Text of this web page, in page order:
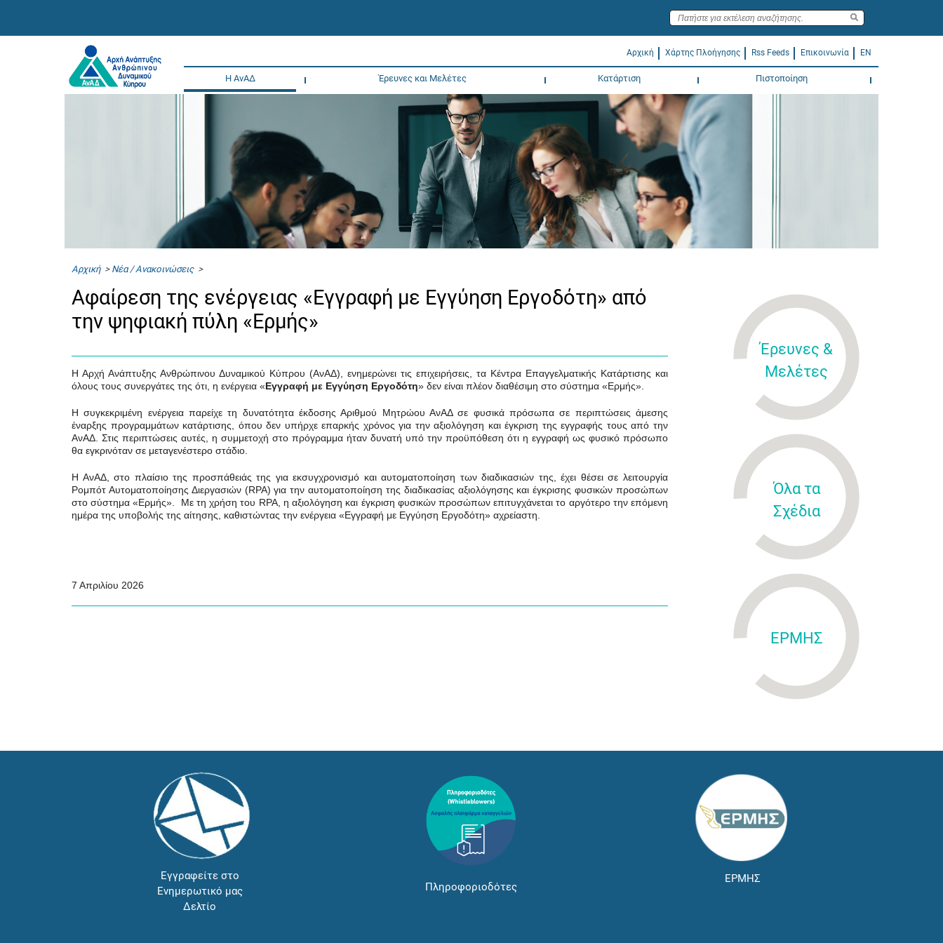
Αρχική Χάρτης Πλοήγησης Rss Feeds Επικοινωνία EN
Η ΑνΑΔ Έρευνες και Μελέτες Κατάρτιση Πιστοποίηση
Αρχική> Νέα / Ανακοινώσεις>
Αφαίρεση της ενέργειας «Εγγραφή με Εγγύηση Εργοδότη» από
την ψηφιακή πύλη «Ερμής»
Η Αρχή Ανάπτυξης Ανθρώπινου Δυναμικού Κύπρου (ΑνΑΔ), ενημερώνει τις επιχειρήσεις, τα Κέντρα Επαγγελματικής Κατάρτισης και
όλους τους συνεργάτες της ότι, η ενέργεια «Εγγραφή με Εγγύηση Εργοδότη» δεν είναι πλέον διαθέσιμη στο σύστημα «Ερμής».
Η συγκεκριμένη ενέργεια παρείχε τη δυνατότητα έκδοσης Αριθμού Μητρώου ΑνΑΔ σε φυσικά πρόσωπα σε περιπτώσεις άμεσης
έναρξης προγραμμάτων κατάρτισης, όπου δεν υπήρχε επαρκής χρόνος για την αξιολόγηση και έγκριση της εγγραφής τους από την
ΑνΑΔ. Στις περιπτώσεις αυτές, η συμμετοχή στο πρόγραμμα ήταν δυνατή υπό την προϋπόθεση ότι η εγγραφή ως φυσικό πρόσωπο
θα εγκρινόταν σε μεταγενέστερο στάδιο.
Η ΑνΑΔ,στο πλαίσιο της προσπάθειάς της για εκσυγχρονισμό και αυτοματοποίηση των διαδικασιών της, έχει θέσει σε λειτουργία
Ρομπότ Αυτοματοποίησης Διεργασιών (RPA) για την αυτοματοποίηση της διαδικασίας αξιολόγησης και έγκρισης φυσικών προσώπων
στο σύστημα «Ερμής». Με τη χρήση του RPA, η αξιολόγηση και έγκριση φυσικών προσώπων επιτυγχάνεται το αργότερο την επόμενη
ημέρα της υποβολής της αίτησης, καθιστώντας την ενέργεια «Εγγραφή με Εγγύηση Εργοδότη» αχρείαστη.
7 Απριλίου 2026
Έρευνες &
Μελέτες
Όλα τα
Σχέδια
ΕΡΜΗΣ
Εγγραφείτε στο
Ενημερωτικό μας
Δελτίο
Πληροφοριοδότες
ΕΡΜΗΣ